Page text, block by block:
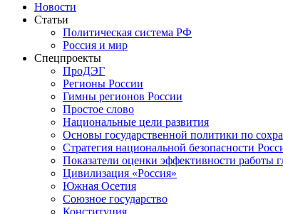
Новости
Статьи
Политическая система РФ
Россия и мир
Спецпроекты
ПроДЭГ
Регионы России
Гимны регионов России
Простое слово
Национальные цели развития
Основы государственной политики по
Стратегия национальной безопасности
Показатели оценки эффективности работы
Цивилизация «Россия»
Южная Осетия
Союзное государство
Конституция